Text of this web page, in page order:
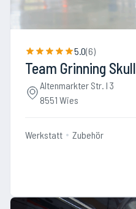
5.0(6)
Team Grinning Skull
Altenmarkter Str. I 3
8551 Wies
Werkstatt Zubehör